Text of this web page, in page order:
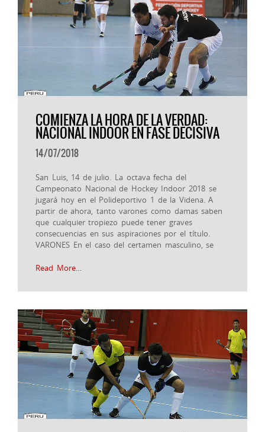
COMIENZA LA HORA DE LA VERDAD:
NACIONAL INDOOR EN FASE DECISIVA
14/07/2018
San Luis, 14 de julio. La octava fecha del
Campeonato Nacional de Hockey Indoor 2018 se
jugará hoy en el Polideportivo 1 de la Videna. A
partir de ahora, tanto varones como damas saben
que cualquier tropiezo puede tener graves
consecuencias en sus aspiraciones por el título.
VARONES En el caso del certamen masculino, se
Read More…